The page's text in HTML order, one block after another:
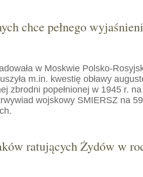
chce pełnego
w Moskwie Polsko-
m.in. kwestię obławy
zbrodni popełnionej w 1945 r.
wojskowy SMIERSZ na
ratujących Żydów w